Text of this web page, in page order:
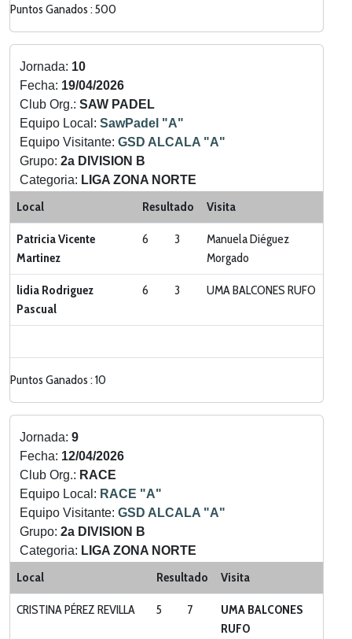
Puntos Ganados : 500
Jornada: 10
Fecha: 19/04/2026
Club Org.: SAW PADEL
Equipo Local: SawPadel "A"
Equipo Visitante: GSD ALCALA "A"
Grupo: 2a DIVISION B
Categoria: LIGA ZONA NORTE
Local Resultado Visita
Patricia Vicente
Martinez
6 3
Manuela Diéguez
Morgado
lidia Rodriguez
Pascual
6 3 UMA BALCONES RUFO
Puntos Ganados : 10
Jornada: 9
Fecha: 12/04/2026
Club Org.: RACE
Equipo Local: RACE "A"
Equipo Visitante: GSD ALCALA "A"
Grupo: 2a DIVISION B
Categoria: LIGA ZONA NORTE
Local Resultado Visita
CRISTINA PÉREZ REVILLA 5 7
UMA BALCONES
RUFO